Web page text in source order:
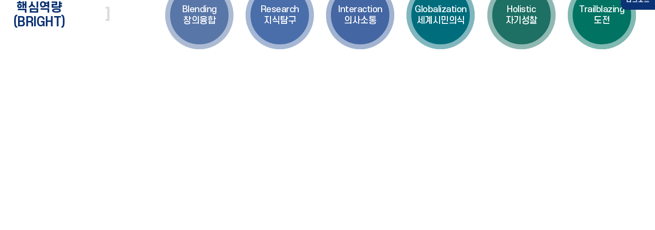
핵심역량
(BRIGHT)
Blending
창의융합
Research
지식탐구
Interaction
의사소통
Globalization
세계시민의식
Holistic
자기성찰
Trailblazing
도전